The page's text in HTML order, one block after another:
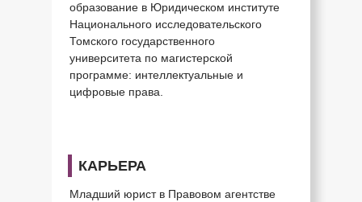
КАРЬЕРА
Младший юрист в Правовом агентстве
образование в Юридическом институте
Национального исследовательского
Томского государственного
университета по магистерской
программе: интеллектуальные и
цифровые права.